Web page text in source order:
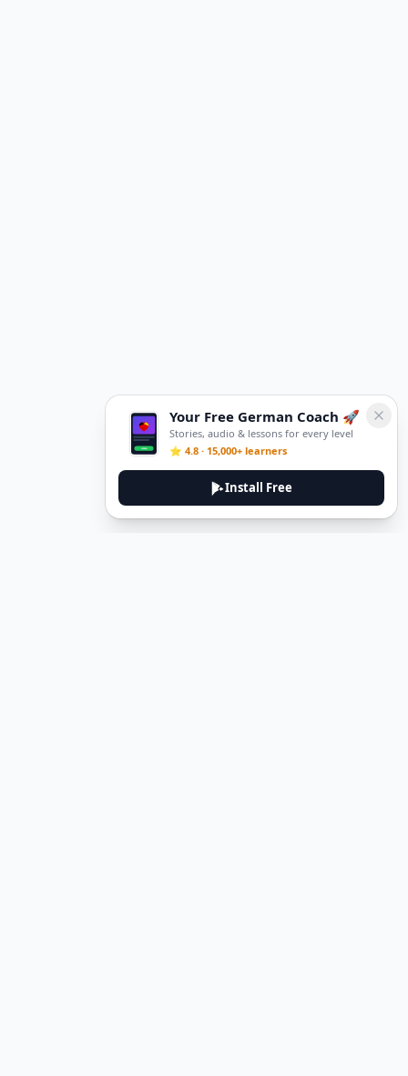
Your Free German Coach 🚀
Stories, audio & lessons for every level
⭐ 4.8 · 15,000+ learners
Install Free